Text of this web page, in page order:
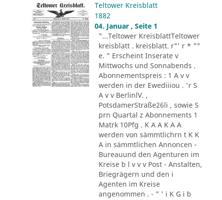
Teltower Kreisblatt
1882
04. Januar , Seite 1
"...Teltower KreisblattTeltower
kreisblatt . kreisblatt. r"' r * ""
e. " Erscheint Inserate v
Mittwochs und Sonnabends .
Abonnementspreis : 1 A v v
werden in der Ewediiiou . 'r S
A v v BerlinlV. ,
PotsdamerStraße26li , sowie S
prn Quartal z Abonnements 1
Matrk 10Pfg . K A A K A A
werden von sämmtlichrn t K K
A in sämmtlichen Annoncen -
Bureauund den Agenturen im
Kreise b l v v v Post - Anstalten,
Briegrägern und den i
Agenten im Kreise
angenommen . - " ' i K G i b